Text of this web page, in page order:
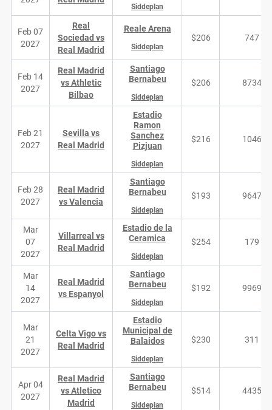
Siddeplan
Feb 07
2027
Real
Sociedad vs
Real Madrid
Reale Arena
Siddeplan
$206 747
Feb 14
2027
Real Madrid
vs Athletic
Bilbao
Santiago
Bernabeu
Siddeplan
$206 8734
Feb 21
2027
Sevilla vs
Real Madrid
Estadio
Ramon
Sanchez
Pizjuan
Siddeplan
$216 1046
Feb 28
2027
Real Madrid
vs Valencia
Santiago
Bernabeu
Siddeplan
$193 9647
Mar
07
2027
Villarreal vs
Real Madrid
Estadio de la
Ceramica
Siddeplan
$254 179
Mar
14
2027
Real Madrid
vs Espanyol
Santiago
Bernabeu
Siddeplan
$192 9969
Mar
21
2027
Celta Vigo vs
Real Madrid
Estadio
Municipal de
Balaidos
Siddeplan
$230 311
Apr 04
2027
Real Madrid
vs Atletico
Madrid
Santiago
Bernabeu
Siddeplan
$514 4435